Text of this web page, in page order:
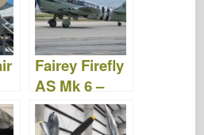
Fairey Firefly
AS Mk 6 –
WalkAround